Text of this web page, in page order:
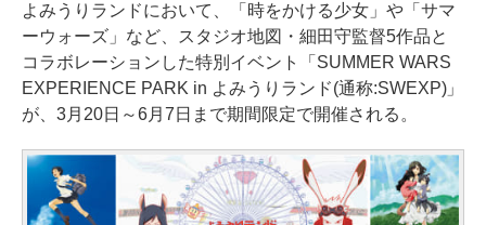
よみうりランドにおいて、「時をかける少女」や「サマ
ーウォーズ」など、スタジオ地図・細田守監督5作品と
コラボレーションした特別イベント「SUMMER WARS
EXPERIENCE PARK in よみうりランド(通称:SWEXP)」
が、3月20日～6月7日まで期間限定で開催される。